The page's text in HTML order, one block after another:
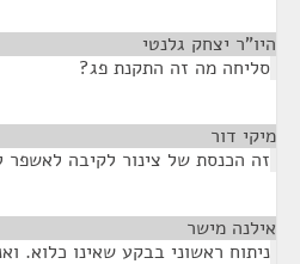
היו"ר יצחק גלנטי
סליחה מה זה התקנת פג?
מיקי דור
זה הכנסת של צינור לקיבה לאשפר
אילנה מישר
ניתוח ראשוני בבקע שאינו כלוא.